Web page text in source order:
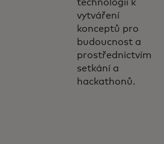
technologií k
vytváření
konceptů pro
budoucnost a
prostřednictvím
setkání a
hackathonů.